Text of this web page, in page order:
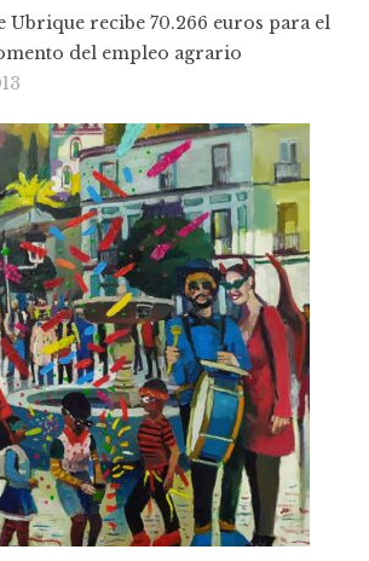
recibe 70.266 euros para el
del empleo agrario